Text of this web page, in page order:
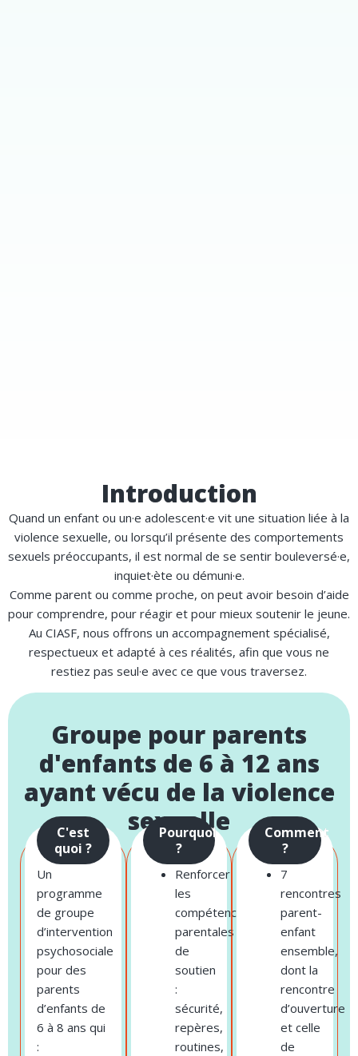
Introduction
Quand un enfant ou un·e adolescent·e vit une situation liée à la
violence sexuelle, ou lorsqu’il présente des comportements
sexuels préoccupants, il est normal de se sentir bouleversé·e,
inquiet·ète ou démuni·e.
Comme parent ou comme proche, on peut avoir besoin d’aide
pour comprendre, pour réagir et pour mieux soutenir le jeune.
Au CIASF, nous offrons un accompagnement spécialisé,
respectueux et adapté à ces réalités, afin que vous ne
restiez pas seul·e avec ce que vous traversez.
Groupe pour parents
d'enfants de 6 à 12 ans
ayant vécu de la violence
sexuelle
C'est
quoi ?
Un
programme
de groupe
d’intervention
psychosociale
pour des
parents
d’enfants de
6 à 8 ans qui
:
Pourquoi
?
Renforcer
les
compétences
parentales
de
soutien
:
sécurité,
repères,
routines,
Comment
?
7
rencontres
parent-
enfant
ensemble,
dont la
rencontre
d’ouverture
et celle
de